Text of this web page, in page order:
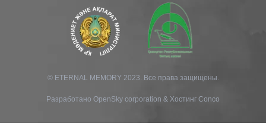
© ETERNAL MEMORY 2023. Все права защищены.
Разработано OpenSky corporation & Хостинг Conco